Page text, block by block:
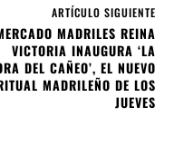
ARTÍCULO SIGUIENTE
MADRILES REINA
VICTORIA INAUGURA ‘LA
DEL CAÑEO’, EL NUEVO
MADRILEÑO DE LOS
JUEVES